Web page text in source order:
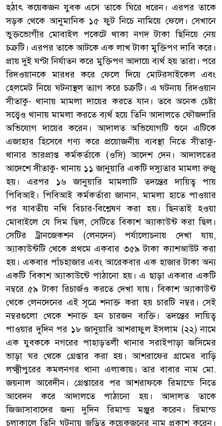
হঠাৎ কয়েকজন যুবক এসে তাকে ঘিরে ধরেন। এরপর তাকে
সড়ক থেকে আনুমানিক ১৫ ফুট নিচে নামিয়ে ফেলে। সেখানে
ভুক্তভোগীর মোবাইল পকেটে থাকা নগদ টাকা ছিনিয়ে নেয়
চক্রটি। এরপর তাকে আটকে এক লাখ টাকা মুক্তিপণ দাবি করে।
প্রায় দুই ঘণ্টা নির্যাতন করে মুক্তিপণ আদায়ে ব্যর্থ হয় তারা। পরে
রিদওয়ানকে মারধর করে ফেলে দিয়ে মোটরসাইকেল এবং
হেলমেট নিয়ে ঘটনাস্থল ত্যাগ করে চক্রটি। এ ঘটনায় রিদওয়ান
সীতাকু- থানায় মামলা দায়ের করতে যান। তবে অনেক চেষ্টা
সত্ত্বেও থানায় মামলা করতে ব্যর্থ হয়ে তিনি আদালতে ফৌজদারি
অভিযোগ দায়ের করেন। আদালত অভিযোগটি শুনে এটিকে
এজাহার হিসেবে গণ্য করে প্রয়োজনীয় ব্যবস্থা নিতে সীতাকু-
থানার ভারপ্রাপ্ত কর্মকর্তাকে (ওসি) আদেশ দেন। আদালতের
আদেশে সীতাকু- থানায় ১১ জানুয়ারি একটি দস্যুতার মামলা রুজু
হয়। এরপর ১৬ জানুয়ারি মামলাটি তদন্তের দায়িত্ব পায়
পিবিআই। পিবিআই কর্মকর্তারা জানান, মামলা হাতে পাওয়ার
পর যাবতীয় নথি বিচার-বিশ্লেষণ করা হয়। ছিনতাই হওয়া
মোবাইলে যে সিম ছিল, সেটিতে বিকাশ অ্যাকাউন্ট করা ছিল।
সেটির ট্রানজেকশন (লেনদেন) পর্যালোচনায় দেখা যায়,
অ্যাকাউন্টটি থেকে প্রথমে একবার ৩৫৯ টাকা ক্যাশআউট করা
হয়। একবার পাঁচহাজার এবং আরেকবার এক হাজার টাকা অন্য
একটি বিকাশ অ্যাকাউন্টে পাঠানো হয়। এ ছাড়া একবার একটি
নম্বরে ৫৯ টাকা রিচার্জও করতে দেখা যায়। বিকাশ অ্যাকাউন্ট
থেকে লেনদেনের এই সূত্রে শনাক্ত করা হয় চারটি নম্বর। সেই
নম্বরগুলো থেকে শনাক্ত হন চারজন ব্যক্তি। তদন্তের দায়িত্ব
পাওয়ার দুদিন পর ১৮ জানুয়ারি আশরাফুল ইসলাম (২২) নামে
এক যুবককে নগরের পাহাড়তলী থানার সরাইপাড়া জসিমের
ভাড়া ঘর থেকে গ্রেপ্তার করা হয়। আশরাফের গ্রামের বাড়ি
লক্ষ্মীপুরের কমলনগর থানা এলাকায়। তার বাবার নাম মো.
জয়নাল আবেদীন। গ্রেপ্তারের পর আশরাফকে রিমান্ডে নিতে
আবেদন করে আদালতে পাঠানো হয়। আদালত তাকে
জিজ্ঞাসাবাদের জন্য দুদিন রিমান্ড মঞ্জুর করেন। রিমান্ড
চলাকালে তিনি ঘটনায় জড়িত কয়েকজনের নাম প্রকাশ করেন।